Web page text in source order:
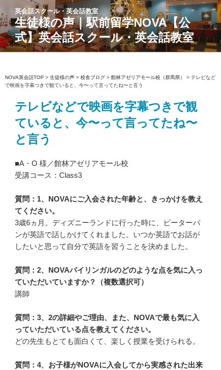
ン
テ
ン
ツ
ス
英会話スクール・英会話教室
生徒様の声｜駅前留学NOVA【公
式】英会話スクール・英会話教室
NOVA英会話TOP > 生徒様の声 > 校舎ブログ > 館林アゼリアモール校（群馬県） > テレビなど
で映画を字幕つきで観ていると、今〜って言ってたね〜と言う
テレビなどで映画を字幕つきで観
ていると、今〜って言ってたね〜
と言う
■A・O 様／館林アゼリアモール校
受講コース：Class3
質問：1、NOVAにご入会された年齢と、きっかけを教え
てください。
3歳6ヵ月。ディズニーランドに行った時に、ピーターパ
ンが英語で話しかけてくれました。いつか英語でお話が
したいと思って自分で英語を習うことを決めました。
質問：2、NOVAバイリンガルのどのような点を気に入っ
ていただいていますか？（複数選択可）
講師
質問：3、2の詳細やご理由、また、NOVAで最も気に入
っていただいている点を教えてください。
どの先生もとても面白くて、楽しく授業を受けられる。
質問：4、お子様がNOVAに入会してから実感された出来